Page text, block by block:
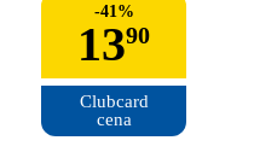
-41%
1390
Clubcard
cena